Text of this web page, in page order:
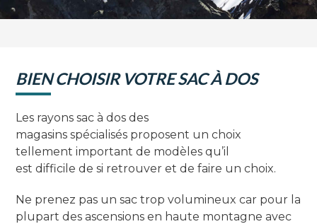
BIEN CHOISIR VOTRE SAC À DOS
Les rayons sac à dos des
magasins spécialisés proposent un choix
tellement important de modèles qu’il
est difficile de si retrouver et de faire un choix.
Ne prenez pas un sac trop volumineux car pour la
plupart des ascensions en haute montagne avec